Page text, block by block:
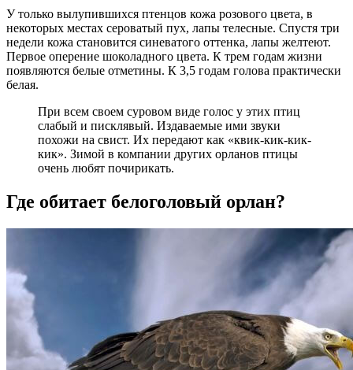
У только вылупившихся птенцов кожа розового цвета, в
некоторых местах сероватый пух, лапы телесные. Спустя три
недели кожа становится синеватого оттенка, лапы желтеют.
Первое оперение шоколадного цвета. К трем годам жизни
появляются белые отметины. К 3,5 годам голова практически
белая.
При всем своем суровом виде голос у этих птиц
слабый и писклявый. Издаваемые ими звуки
похожи на свист. Их передают как «квик-кик-кик-
кик». Зимой в компании других орланов птицы
очень любят почирикать.
Где обитает белоголовый орлан?